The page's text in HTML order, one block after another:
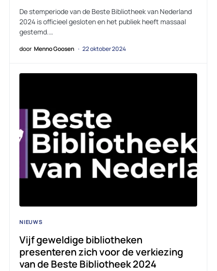
De stemperiode van de Beste Bibliotheek van Nederland
2024 is officieel gesloten en het publiek heeft massaal
gestemd.…
door Menno Goosen 22 oktober 2024
NIEUWS
Vijf geweldige bibliotheken
presenteren zich voor de verkiezing
van de Beste Bibliotheek 2024